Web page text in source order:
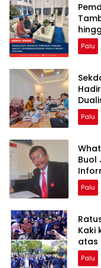
Palu
Palu
Buol
Palu
Kaki
atas
Palu